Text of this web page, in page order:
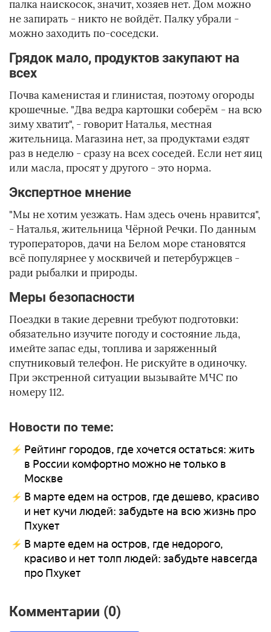
палка наискосок, значит, хозяев нет. Дом можно
не запирать - никто не войдёт. Палку убрали -
можно заходить по-соседски.
Грядок мало, продуктов закупают на
всех
Почва каменистая и глинистая, поэтому огороды
крошечные. "Два ведра картошки соберём - на всю
зиму хватит", - говорит Наталья, местная
жительница. Магазина нет, за продуктами ездят
раз в неделю - сразу на всех соседей. Если нет яиц
или масла, просят у другого - это норма.
Экспертное мнение
"Мы не хотим уезжать. Нам здесь очень нравится",
- Наталья, жительница Чёрной Речки. По данным
туроператоров, дачи на Белом море становятся
всё популярнее у москвичей и петербуржцев -
ради рыбалки и природы.
Меры безопасности
Поездки в такие деревни требуют подготовки:
обязательно изучите погоду и состояние льда,
имейте запас еды, топлива и заряженный
спутниковый телефон. Не рискуйте в одиночку.
При экстренной ситуации вызывайте МЧС по
номеру 112.
Новости по теме:
Рейтинг городов, где хочется остаться: жить
в России комфортно можно не только в
Москве
В марте едем на остров, где дешево, красиво
и нет кучи людей: забудьте на всю жизнь про
Пхукет
В марте едем на остров, где недорого,
красиво и нет толп людей: забудьте навсегда
про Пхукет
Комментарии (0)